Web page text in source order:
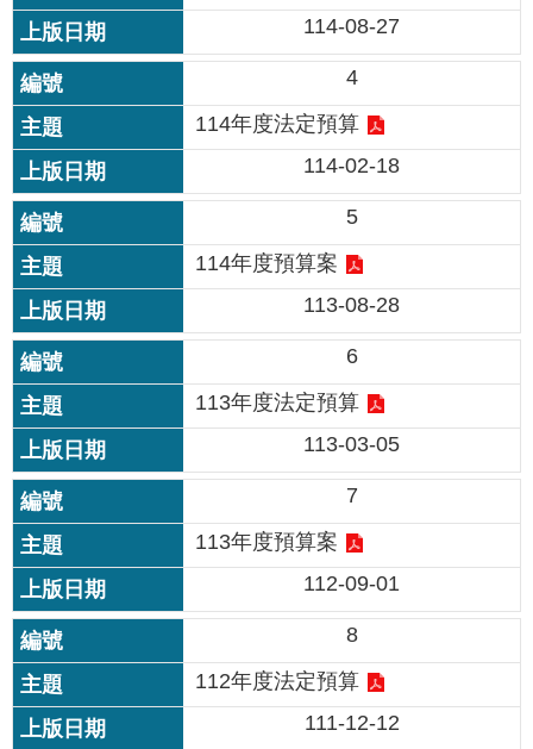
諮
商
輔
導
支
持
服
務
教
學
資
源
政
府
資
訊
公
開
申
請
案
件
網
站
導
114-08-27
4
114年度法定預算
114-02-18
5
114年度預算案
113-08-28
6
113年度法定預算
113-03-05
7
113年度預算案
112-09-01
8
112年度法定預算
111-12-12